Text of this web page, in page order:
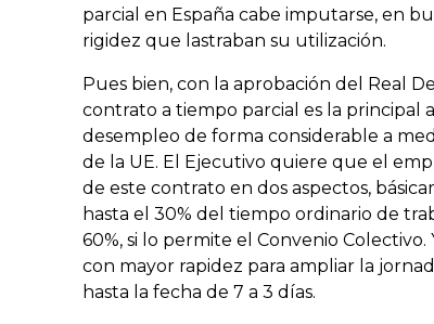
parcial en España cabe imputarse, en
rigidez que lastraban su utilización.
Pues bien, con la aprobación del Real
contrato a tiempo parcial es la principal
desempleo de forma considerable a
de la UE. El Ejecutivo quiere que el
de este contrato en dos aspectos,
hasta el 30% del tiempo ordinario de
60%, si lo permite el Convenio
con mayor rapidez para ampliar la
hasta la fecha de 7 a 3 días.